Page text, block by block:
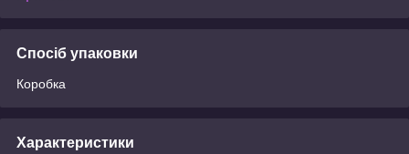
Спосіб упаковки
Коробка
Характеристики